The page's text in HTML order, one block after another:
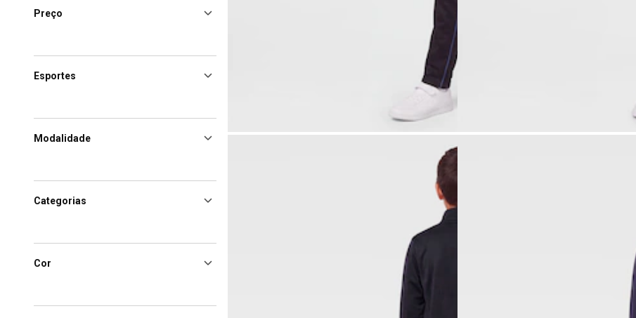
Preço
Esportes
Modalidade
Categorias
Cor